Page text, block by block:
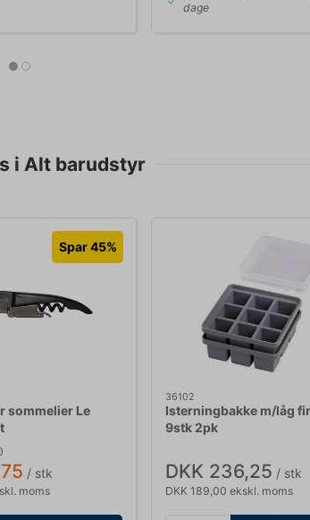
dage
i Alt barudstyr
Spar 45%
sommelier Le
/ stk
moms
36102
Isterningbakke m/låg
9stk 2pk
DKK 236,25 / stk
DKK 189,00 ekskl. moms